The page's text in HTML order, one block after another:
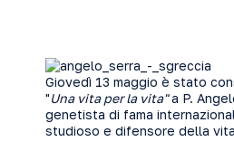
Giovedì 13 maggio è stato
"Una vita per la vita"a P.
genetista di fama
studioso e difensore della